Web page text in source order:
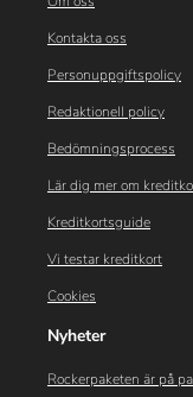
Kontakta oss
Personuppgiftspolicy
Redaktionell policy
Bedömningsprocess
Lär dig mer om
Kreditkortsguide
Vi testar kreditkort
Cookies
Nyheter
Rockerpaketen är på